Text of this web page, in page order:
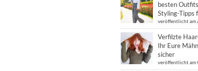
besten
Styling-Tipps
veröffentlicht am
Verfilzte
Ihr Eure
sicher
veröffentlicht am